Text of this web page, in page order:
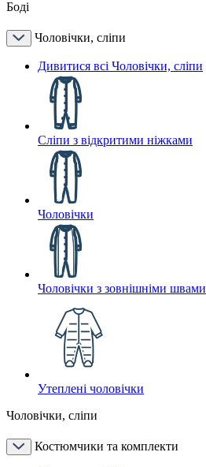
Боді
Чоловічки, сліпи
Дивитися всі Чоловічки, сліпи
Сліпи з відкритими ніжками
Чоловічки
Чоловічки з зовнішніми швами
Утеплені чоловічки
Чоловічки, сліпи
Костюмчики та комплекти